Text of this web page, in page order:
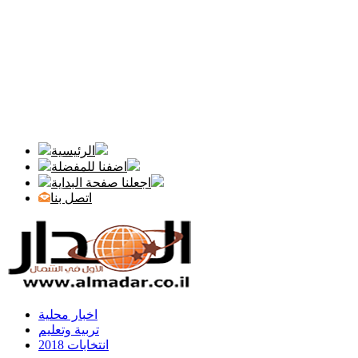
الرئيسية
اضفنا للمفضلة
اجعلنا صفحة البداية
اتصل بنا
اخبار محلية
تربية وتعليم
انتخابات 2018